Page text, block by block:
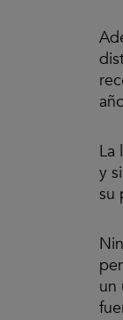
La
y
su
un